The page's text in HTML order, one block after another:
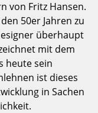
von Fritz Hansen.
50er Jahren zu
überhaupt
mit dem
heute sein
ist dieses
in Sachen